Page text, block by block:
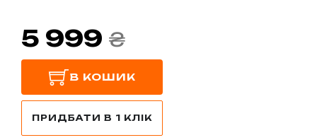
5 999 ₴
В КОШИК
ПРИДБАТИ В 1 КЛІК